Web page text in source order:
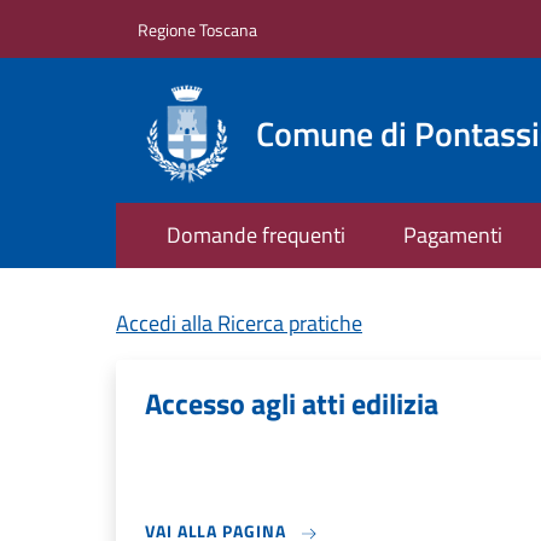
Regione Toscana
Comune di
Domande frequenti Pagamenti
Accedi alla Ricerca pratiche
Accesso agli atti edilizia
VAI ALLA PAGINA